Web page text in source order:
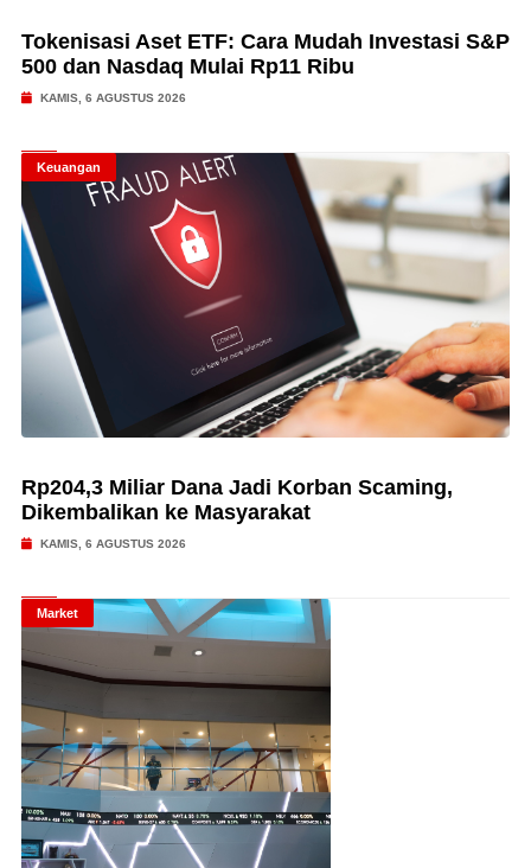
Tokenisasi Aset ETF: Cara Mudah Investasi S&P
500 dan Nasdaq Mulai Rp11 Ribu
KAMIS, 6 AGUSTUS 2026
Keuangan
Rp204,3 Miliar Dana Jadi Korban Scaming,
Dikembalikan ke Masyarakat
KAMIS, 6 AGUSTUS 2026
Market